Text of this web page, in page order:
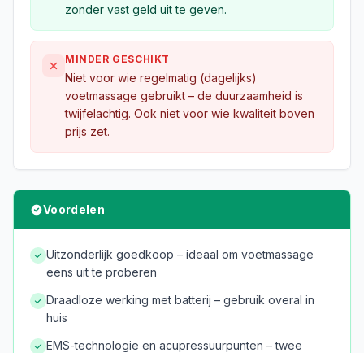
zonder vast geld uit te geven.
MINDER GESCHIKT
Niet voor wie regelmatig (dagelijks)
voetmassage gebruikt – de duurzaamheid is
twijfelachtig. Ook niet voor wie kwaliteit boven
prijs zet.
Voordelen
Uitzonderlijk goedkoop – ideaal om voetmassage
eens uit te proberen
Draadloze werking met batterij – gebruik overal in
huis
EMS-technologie en acupressuurpunten – twee